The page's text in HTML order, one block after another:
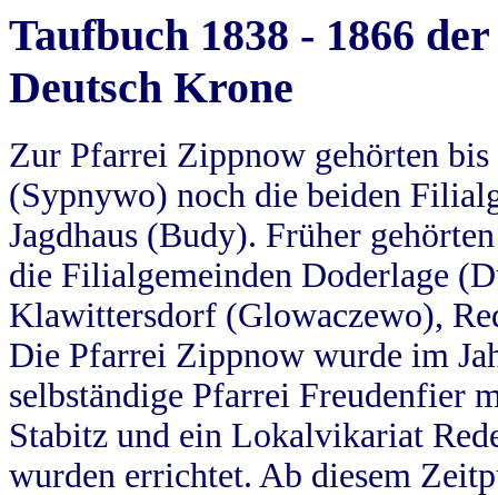
Taufbuch 1838 - 1866
Deutsch Krone
Zur Pfarrei Zippnow gehörten
(Sypnywo) noch die beiden
Jagdhaus (Budy). Früher
die Filialgemeinden Doderlage
Klawittersdorf (Glowaczewo),
Die Pfarrei Zippnow wurde im
selbständige Pfarrei Freudenfier
Stabitz und ein Lokalvikariat
wurden errichtet. Ab diesem